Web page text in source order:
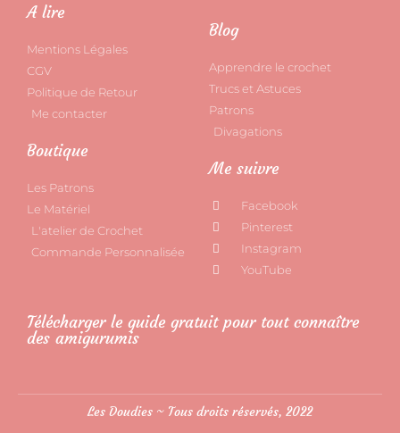
A lire
Mentions Légales
CGV
Politique de Retour
Me contacter
Boutique
Les Patrons
Le Matériel
L'atelier de Crochet
Commande Personnalisée
Blog
Apprendre le crochet
Trucs et Astuces
Patrons
Divagations
Me suivre
Facebook
Pinterest
Instagram
YouTube
Télécharger le guide gratuit pour tout connaître
des amigurumis
Les Doudies ~ Tous droits réservés, 2022